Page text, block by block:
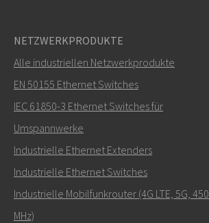
NETZWERKPRODUKTE
Alle industriellen Netzwerkprodukte
EN 50155 Ethernet Switches
IEC 61850-3 Ethernet Switches für
Umspannwerke
Industrielle Ethernet Extenders
Industrielle Ethernet Switches
Industrielle Mobilfunkrouter (4G LTE, 5G, 450
MHz)